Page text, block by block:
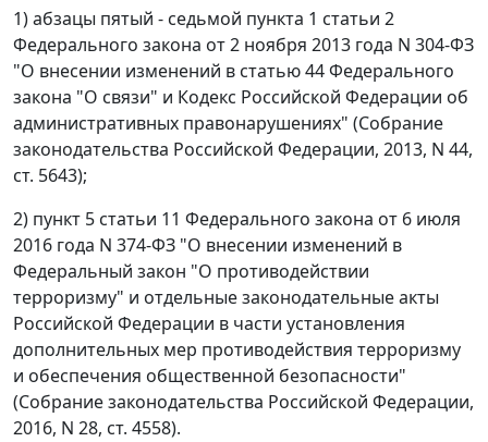
1) абзацы пятый - седьмой пункта 1 статьи 2
Федерального закона от 2 ноября 2013 года N 304-ФЗ
"О внесении изменений в статью 44 Федерального
закона "О связи" и Кодекс Российской Федерации об
административных правонарушениях" (Собрание
законодательства Российской Федерации, 2013, N 44,
ст. 5643);
2) пункт 5 статьи 11 Федерального закона от 6 июля
2016 года N 374-ФЗ "О внесении изменений в
Федеральный закон "О противодействии
терроризму" и отдельные законодательные акты
Российской Федерации в части установления
дополнительных мер противодействия терроризму
и обеспечения общественной безопасности"
(Собрание законодательства Российской Федерации,
2016, N 28, ст. 4558).